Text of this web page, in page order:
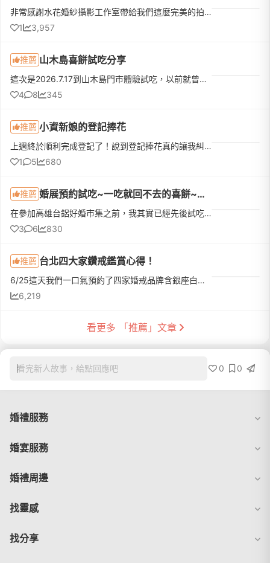
非常感謝水花婚紗攝影工作室帶給我們這麼完美的拍攝體驗！從溝通到拍攝的每一個環節，團隊都非常專業又親切。婚紗款式多樣又精緻，造型師也依照我們的風格做了細緻搭配，真的超級滿意！照片成果一拿到真的驚艷，每一...
1
3,957
推薦 山木島喜餅試吃分享
這次是2026.7.17到山木島門市體驗試吃，以前就曾經收過他們家的喜餅，連什麼時候收到、誰送的、好不好吃都忘了，但還是記得這家餅很漂亮（那個花！顏控無誤）所以就排進了試吃名單！先給大家看一下口味：試吃體驗和...
4
8 345
推薦 小資新娘的登記捧花
上週終於順利完成登記了！說到登記捧花真的讓我糾結一陣子。一開始先生覺得去戶政事務所拍個照，找間花店買束鮮花就好。但我去問了幾間稍微有設計感的，報價都要兩三千塊。想到最近天氣這麼熱，鮮花拿在手上拍完大概...
1
5 680
推薦 婚展預約試吃~一吃就回不去的喜餅~（Chochoco)
在參加高雄台鋁好婚市集之前，我其實已經先後試吃了五六間知名喜餅（包含傳統連鎖大牌和熱門手工喜餅），光是宅配和現場試吃就花了好幾千塊。覺得很慶幸自己有預約試吃 Chochoco ，試吃了好多間，有的蛋糕類型太多，...
3
6 830
推薦 台北四大家鑽戒鑑賞心得！
6/25這天我們一口氣預約了四家婚戒品牌含銀座白石, K.uno, I-Primo, ALUXE第一家銀座白石(忠孝sogo門市): 無論是款式還是戒台及鑽石都非常有質感，服務人員鍾寧也非常親切專業，整個過程沒有強迫推銷，稍微形容喜歡...
6,219
看更多 「推薦」文章
看完新人故事，給點回應吧 0 0
婚禮服務
婚宴服務
婚禮周邊
找靈感
找分享